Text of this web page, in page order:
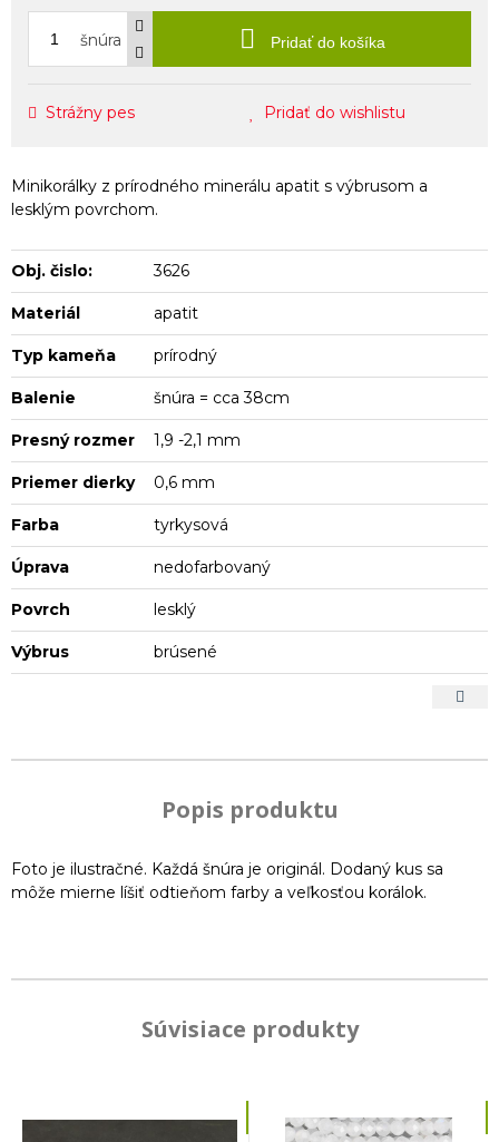
šnúra Pridať do košíka
Strážny pes Pridať do wishlistu
Minikorálky z prírodného minerálu apatit s výbrusom a
lesklým povrchom.
Obj. čislo: 3626
Materiál apatit
Typ kameňa prírodný
Balenie šnúra = cca 38cm
Presný rozmer 1,9 -2,1 mm
Priemer dierky 0,6 mm
Farba tyrkysová
Úprava nedofarbovaný
Povrch lesklý
Výbrus brúsené
Popis produktu
Foto je ilustračné. Každá šnúra je originál. Dodaný kus sa
môže mierne líšiť odtieňom farby a veľkosťou korálok.
Súvisiace produkty